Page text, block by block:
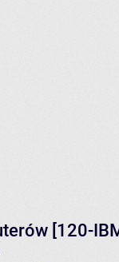
[120-